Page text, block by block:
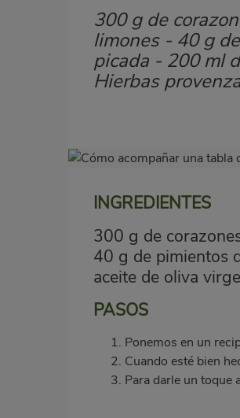
300 g de
limones - 40 g
picada - 200 ml
Hierbas
Imagen
Body
INGREDIENTES
300 g de
40 g de pimientos
aceite de oliva
PASOS
Ponemos en un
Cuando esté bien
Para darle un toque